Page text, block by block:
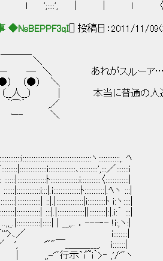
｜ | l 〈:::::
◆NsBEPPF3qI [] 投稿日：2011/11/
あれがスルーア
●） ＼
| 本当に普通の人達な
,／
＼
ヽ::::::::::::,. ﾍ
､::::::::::',:::／:::::::i
ﾄ::::::::::::::::i:::::::::::〈:::::::::::::|
ﾄ:::::::::::|.ﾍヽ :::|
::|.|:::::::::::::::|i::::::::::ﾄ i:ヽ::::|
:::|.|:::::::::::::::||:::::::::|:|.i:｀ :::|
| __,,.. ．---‐- !i:,ヽ:|
フ"'''>､／ i::::::::| ああ、だ
￣_＿＿____. i:::::::|
'"行示`iﾞ~i｀>‐ ,'/'"ヽ 狼でも